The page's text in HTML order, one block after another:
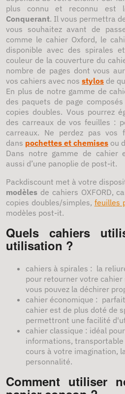
plus connu et reconnu est
Conquerant. Il vous permettra
vous souhaitez avant de
comme le cahier Oxford, le
disponible avec des spirales
couleur de la couverture du
nombre de pages dont vous
vos cahiers avec nos stylos de
En plus de notre gamme de
des paquets de page
copies doubles. Vous pourrez
des carreaux de vos feuilles :
carreaux. Ne perdez pas vos
dans pochettes et chemises ou
Dans notre gamme de cahier
aussi d’une panoplie de post-it.
Packdiscount met à votre
modèles de cahiers OXFORD,
copies doubles/simples, feuilles
modèles post-it.
Quels cahiers
utilisation ?
cahiers à spirales : la
pour retourner votre cahier
vous pouvez la déchirer
cahier économique :
cahier est de plus doté de
permettront une facilité
cahier classique : idéal
informations,
cours à votre imagination,
personnalité.
Comment utiliser